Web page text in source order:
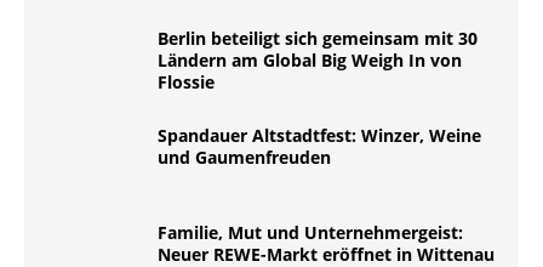
Berlin beteiligt sich gemeinsam mit 30
Ländern am Global Big Weigh In von
Flossie
Spandauer Altstadtfest: Winzer, Weine
und Gaumenfreuden
Familie, Mut und Unternehmergeist:
Neuer REWE-Markt eröffnet in Wittenau